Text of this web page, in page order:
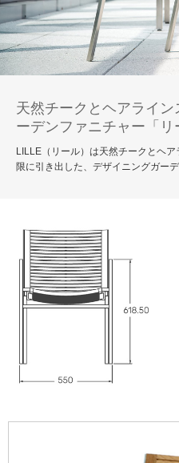
天然チークとヘアライ
ーデンファニチャー「リ
LILLE（リール）は天然チークとヘ
限に引き出した、デザイニングガー